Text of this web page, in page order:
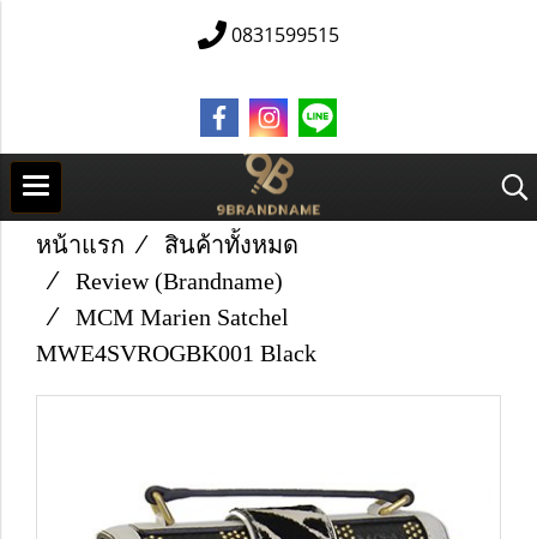
0831599515
หน้าแรก
สินค้าทั้งหมด
Review (Brandname)
MCM Marien Satchel
MWE4SVROGBK001 Black